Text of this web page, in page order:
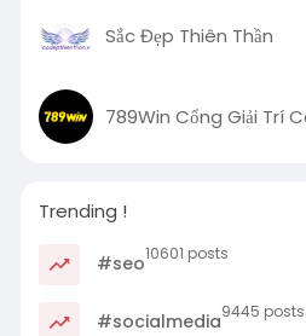
Sắc Đẹp Thiên Thần
789Win Cổng Giải Trí
Trending !
#seo10601 posts
#socialmedia9445 posts